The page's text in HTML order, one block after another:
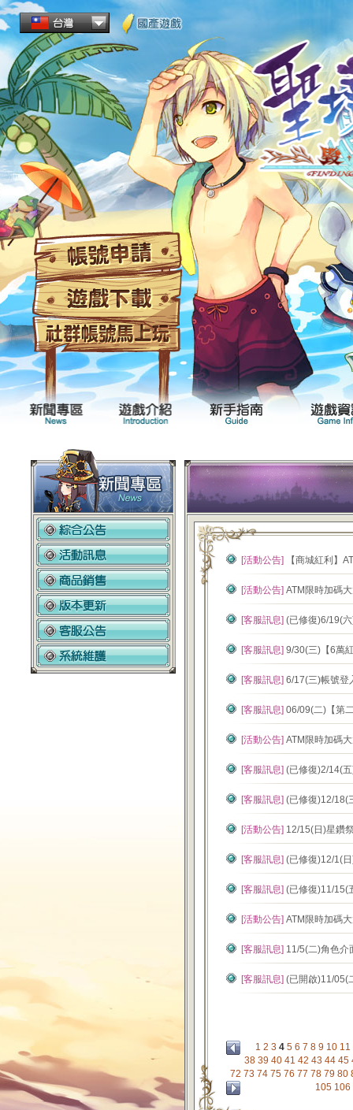
新聞專區 遊戲介紹
帳
遊
社
[活動公告] 【商城紅利】
[活動公告] ATM限時加碼
[客服訊息] (已修復)6/19(
[客服訊息] 9/30(三)【6萬
[客服訊息] 6/17(三)帳號登
[客服訊息] 06/09(二)【第
[活動公告] ATM限時加碼
[客服訊息] (已修復)2/14(
[客服訊息] (已修復)12/18(
[活動公告] 12/15(日)星鑽
[客服訊息] (已修復)12/1(
[客服訊息] (已修復)11/15(
[活動公告] ATM限時加碼
[客服訊息] 11/5(二)角色介
[客服訊息] (已開啟)11/05(
1 2 3 4 5 6 7 8 9 10 11
38 39 40 41 42 43 44 45
72 73 74 75 76 77 78 79 80
105 106